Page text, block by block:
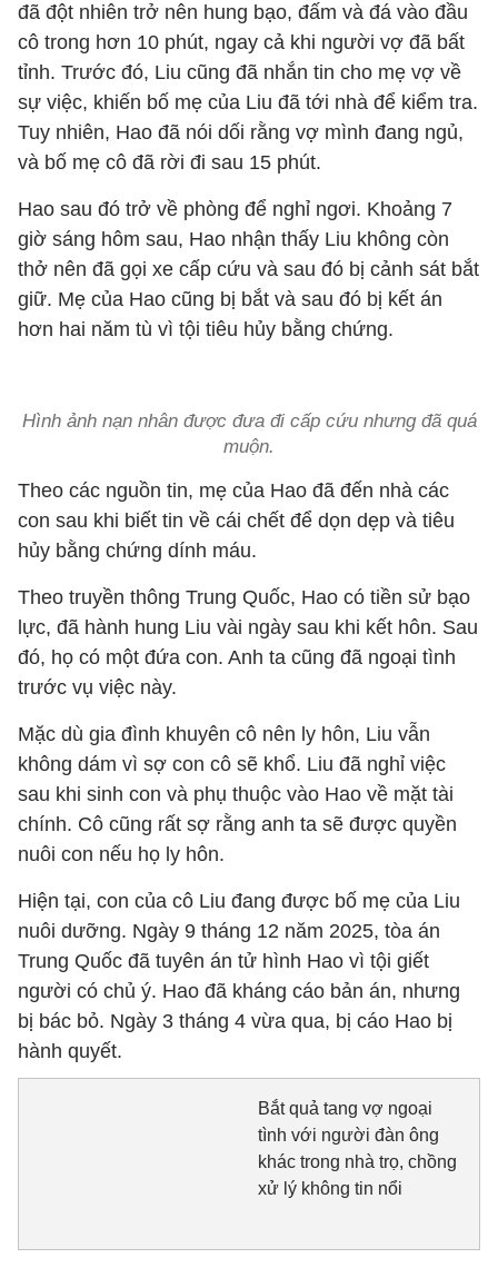
đã đột nhiên trở nên hung bạo, đấm và đá vào đầu
cô trong hơn 10 phút, ngay cả khi người vợ đã bất
tỉnh. Trước đó, Liu cũng đã nhắn tin cho mẹ vợ về
sự việc, khiến bố mẹ của Liu đã tới nhà để kiểm tra.
Tuy nhiên, Hao đã nói dối rằng vợ mình đang ngủ,
và bố mẹ cô đã rời đi sau 15 phút.
Hao sau đó trở về phòng để nghỉ ngơi. Khoảng 7
giờ sáng hôm sau, Hao nhận thấy Liu không còn
thở nên đã gọi xe cấp cứu và sau đó bị cảnh sát bắt
giữ. Mẹ của Hao cũng bị bắt và sau đó bị kết án
hơn hai năm tù vì tội tiêu hủy bằng chứng.
Hình ảnh nạn nhân được đưa đi cấp cứu nhưng đã quá
muộn.
Theo các nguồn tin, mẹ của Hao đã đến nhà các
con sau khi biết tin về cái chết để dọn dẹp và tiêu
hủy bằng chứng dính máu.
Theo truyền thông Trung Quốc, Hao có tiền sử bạo
lực, đã hành hung Liu vài ngày sau khi kết hôn. Sau
đó, họ có một đứa con. Anh ta cũng đã ngoại tình
trước vụ việc này.
Mặc dù gia đình khuyên cô nên ly hôn, Liu vẫn
không dám vì sợ con cô sẽ khổ. Liu đã nghỉ việc
sau khi sinh con và phụ thuộc vào Hao về mặt tài
chính. Cô cũng rất sợ rằng anh ta sẽ được quyền
nuôi con nếu họ ly hôn.
Hiện tại, con của cô Liu đang được bố mẹ của Liu
nuôi dưỡng. Ngày 9 tháng 12 năm 2025, tòa án
Trung Quốc đã tuyên án tử hình Hao vì tội giết
người có chủ ý. Hao đã kháng cáo bản án, nhưng
bị bác bỏ. Ngày 3 tháng 4 vừa qua, bị cáo Hao bị
hành quyết.
Bắt quả tang vợ ngoại
tình với người đàn ông
khác trong nhà trọ, chồng
xử lý không tin nổi